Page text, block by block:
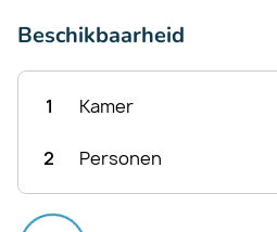
Beschikbaarheid
1 Kamer
2 Personen